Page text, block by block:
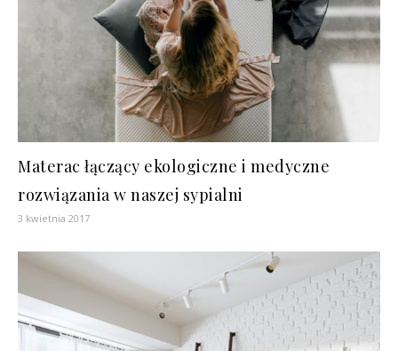
Materac łączący ekologiczne i medyczne
rozwiązania w naszej sypialni
3 kwietnia 2017